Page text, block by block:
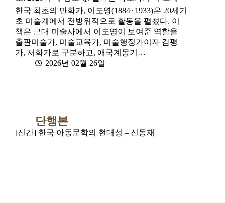
한국 최초의 만화가, 이도영(1884~1933)은 20세기
초 미술계에서 전방위적으로 활동을 펼쳤다. 이
책은 근대 미술사에서 이도영이 보여준 역할을
출판미술가, 미술교육가, 미술행정가이자 감평
가, 서화가로 구분하고, 애국계몽기…
2026년 02월 26일
단행본
[신간] 한국 아동문학의 현대성 – 신동재